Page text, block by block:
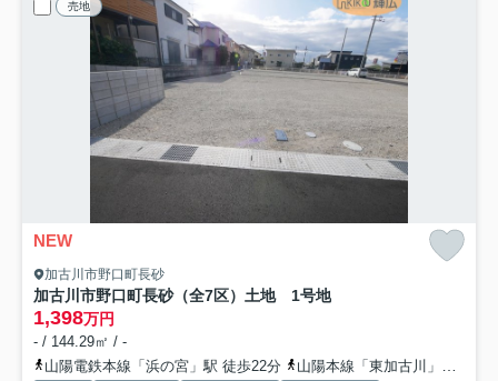
売地
NEW
加古川市野口町長砂
加古川市野口町長砂（全7区）土地 1号地
1,398万円
- / 144.29㎡ / -
山陽電鉄本線「浜の宮」駅 徒歩22分
山陽本線「東加古川」駅 徒歩37分